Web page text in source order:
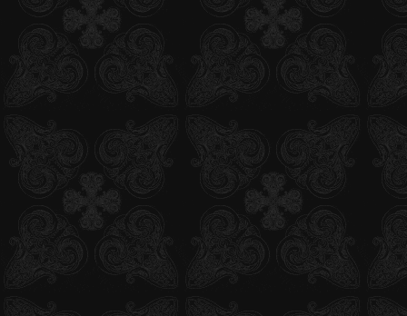
2012.01.26
モバイルサイト「第8回祓魔師候補生認定試験」スター
ト！
2012.01.14
関連グッズ追加更新！
BD＆DVD第8巻＆第9巻ジャケットイラスト公開
2011.12.21
「青の祓魔師」劇場版ティザームービー公開
2011.12.14
モバイルサイト「第7回祓魔師候補生認定試験」スター